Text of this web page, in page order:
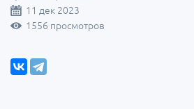
11 дек 2023
1556 просмотров